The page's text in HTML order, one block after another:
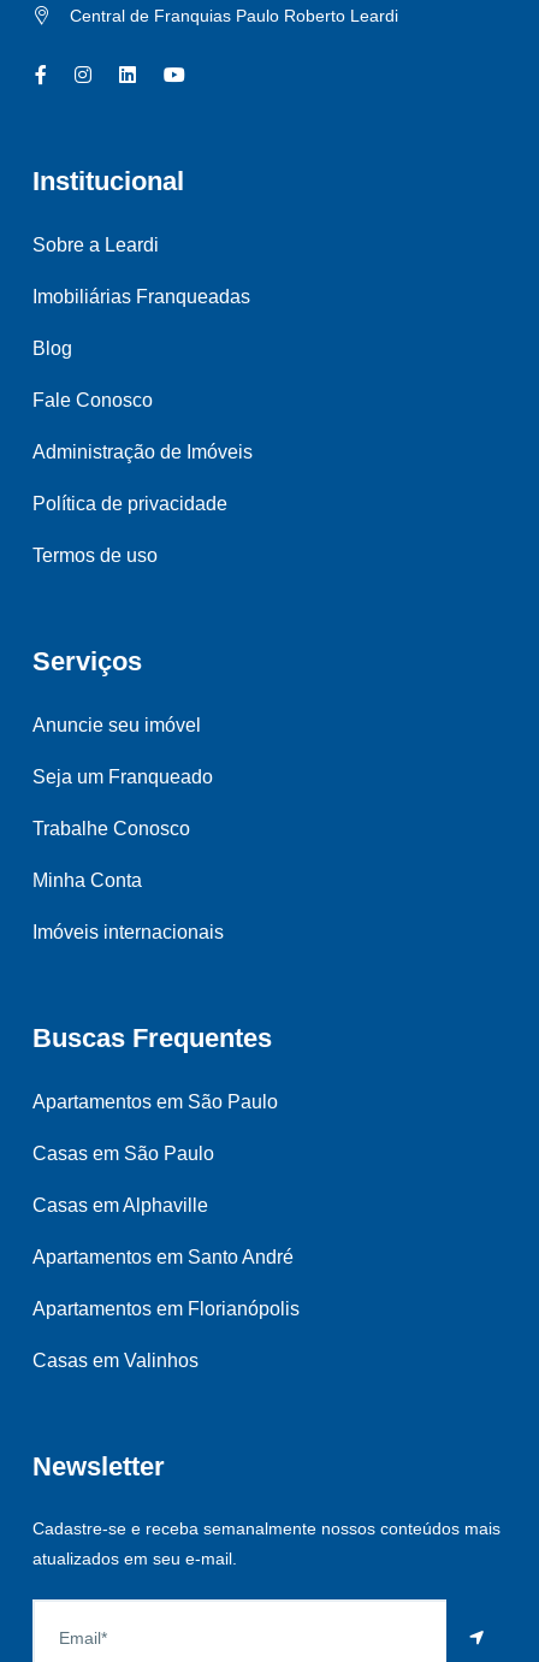
Central de Franquias Paulo Roberto Leardi
Institucional
Sobre a Leardi
Imobiliárias Franqueadas
Blog
Fale Conosco
Administração de Imóveis
Política de privacidade
Termos de uso
Serviços
Anuncie seu imóvel
Seja um Franqueado
Trabalhe Conosco
Minha Conta
Imóveis internacionais
Buscas Frequentes
Apartamentos em São Paulo
Casas em São Paulo
Casas em Alphaville
Apartamentos em Santo André
Apartamentos em Florianópolis
Casas em Valinhos
Newsletter
Cadastre-se e receba semanalmente nossos conteúdos mais
atualizados em seu e-mail.